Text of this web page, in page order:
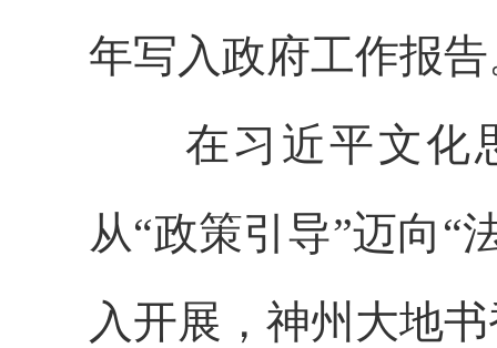
年写入政府工作报
在习近平文化思
从“政策引导”迈向“
入开展，神州大地